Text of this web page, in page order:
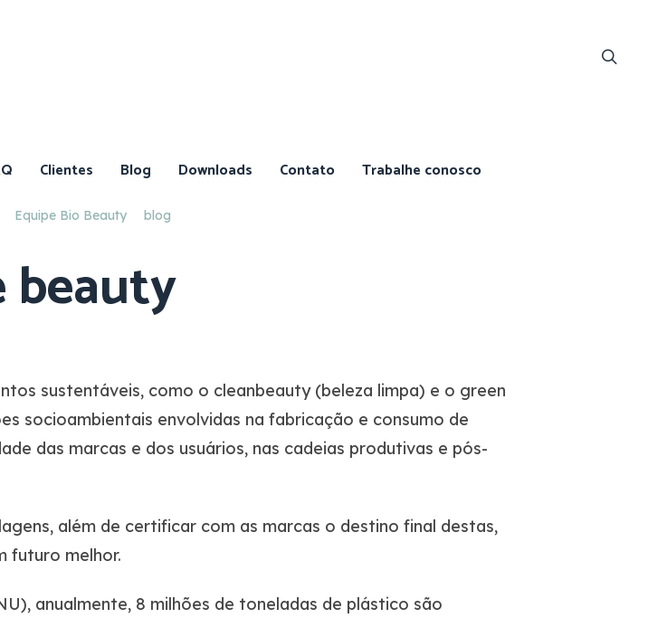
Clientes Blog Downloads Contato Trabalhe conosco
Equipe Bio Beauty blog
beauty
sustentáveis, como o cleanbeauty (beleza limpa) e o green
socioambientais envolvidas na fabricação e consumo de
das marcas e dos usuários, nas cadeias produtivas e pós-
além de certificar com as marcas o destino final destas,
futuro melhor.
anualmente, 8 milhões de toneladas de plástico são